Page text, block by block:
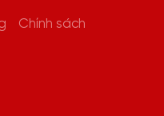
Chính sách